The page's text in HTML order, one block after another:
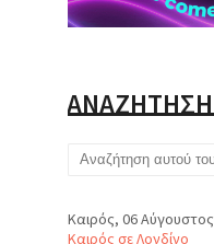
ΑΝΑΖΗΤΗΣΗ
Καιρός, 06 Αύγουστος
Καιρός σε Λονδίνο